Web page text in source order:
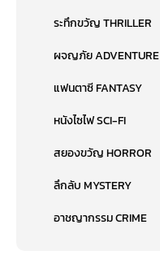
ระทึกขวัญ THRILLER
ผจญภัย ADVENTURE
แฟนตาซี FANTASY
หนังไซไฟ SCI-FI
สยองขวัญ HORROR
ลึกลับ MYSTERY
อาชญากรรม CRIME